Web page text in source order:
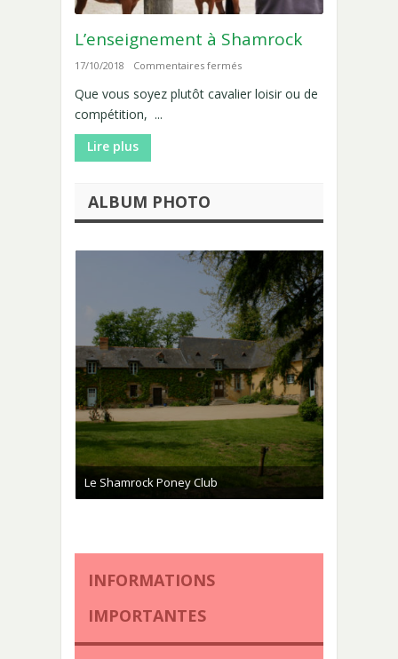
L’enseignement à Shamrock
17/10/2018 Commentaires ferméssur
à
Que vous soyez plutôt cavalier loisir ou de
compétition, ...
Lire plus
ALBUM PHOTO
Le Shamrock Poney Club
INFORMATIONS
IMPORTANTES